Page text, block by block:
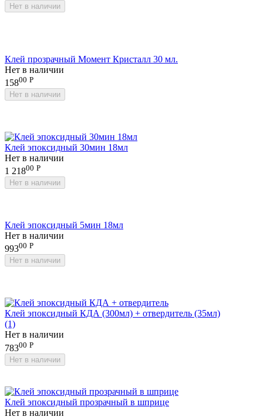
Нет в наличии
Клей прозрачный Момент Кристалл 30 мл.
Нет в наличии
15800 Р
Нет в наличии
Клей эпоксидный 30мин 18мл
Нет в наличии
1 21800 Р
Нет в наличии
Клей эпоксидный 5мин 18мл
Нет в наличии
99300 Р
Нет в наличии
Клей эпоксидный КДА (300мл) + отвердитель (35мл)
(1)
Нет в наличии
78300 Р
Нет в наличии
Клей эпоксидный прозрачный в шприце
Нет в наличии